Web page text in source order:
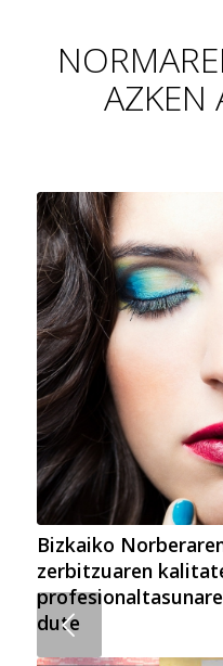
AZKEN
Bizkaiko
zerbitzuaren
dute